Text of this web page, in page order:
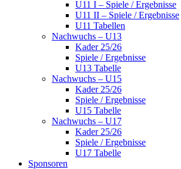
U11 I – Spiele / Ergebnisse
U11 II – Spiele / Ergebnisse
U11 Tabellen
Nachwuchs – U13
Kader 25/26
Spiele / Ergebnisse
U13 Tabelle
Nachwuchs – U15
Kader 25/26
Spiele / Ergebnisse
U15 Tabelle
Nachwuchs – U17
Kader 25/26
Spiele / Ergebnisse
U17 Tabelle
Sponsoren